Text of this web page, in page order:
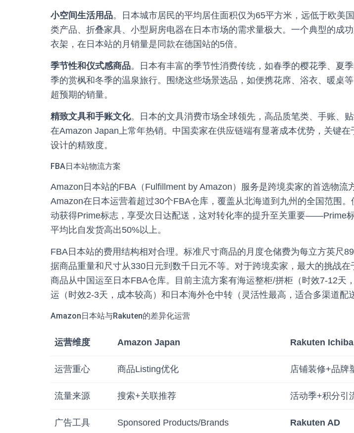
小空间生活用品。日本城市居民的平均居住面积仅为65平方米，远低于欧美
类产品、折叠家具、小型厨房电器在日本市场的需求量极大。一个典型的成
衣架，在日本站的月销量是同款在德国站的5倍。
季节性和仪式感商品。日本有丰富的季节性消费传统，如春季的樱花季、夏
季的赏枫和冬季的温泉旅行。围绕这些场景选品，如便携花席、浴衣、暖桌
超预期的销量。
精致文具和手账文化。日本的文具消费市场全球领先，高品质笔类、手账、
在Amazon Japan上常年热销。中国卖家在供应链端有显著成本优势，关键在
设计的精致度。
FBA日本站物流方案
Amazon日本站的FBA（Fulfillment by Amazon）服务是跨境卖家的首选物流
Amazon在日本运营着超过30个FBA仓库，覆盖从北海道到九州的全国范围。
动获得Prime标志，享受次日达配送，这对转化率的提升至关重要——Prime
平均比自发货高出50%以上。
FBA日本站的费用结构相对合理。标准尺寸商品的月度仓储费为每立方英尺
据商品重量和尺寸从330日元到数千日元不等。对于跨境卖家，最大的挑战
商品从中国运至日本FBA仓库。目前主流方案有海运整柜/拼柜（时效7-12天
运（时效2-3天，成本较高）和日本海外仓中转（灵活性最高，适合多渠道配
Amazon日本站与Rakuten的差异化运营
运营维度 Amazon Japan Rakuten Ichiba
运营重心 商品Listing优化 店铺装修+品牌
流量来源 搜索+关联推荐 活动季+积分引
广告工具 Sponsored Products/Brands Rakuten AD